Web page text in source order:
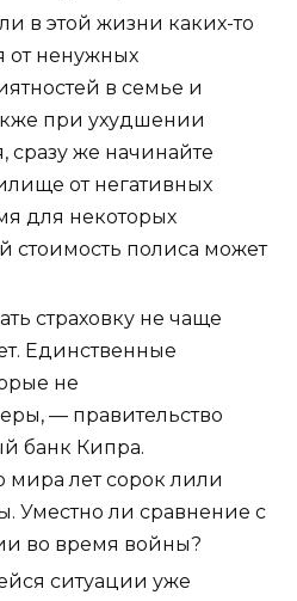
в этой жизни каких-то
от ненужных
в семье и
при ухудшении
сразу же начинайте
от негативных
для некоторых
стоимость полиса может
страховку не чаще
Единственные
не
— правительство
банк Кипра.
мира лет сорок лили
Уместно ли сравнение с
во время войны?
ситуации уже